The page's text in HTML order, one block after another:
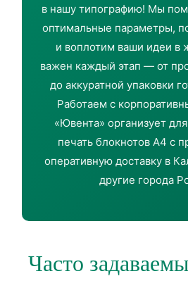
в нашу типографию! Мы
оптимальные параметры,
и воплотим ваши идеи в
важен каждый этап — от
до аккуратной упаковки
Работаем с
«Ювента» организует
печать блокнотов А4 с
оперативную доставку в
другие города
Часто